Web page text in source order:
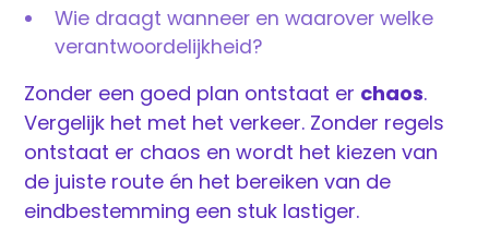
Wie draagt wanneer en waarover welke
verantwoordelijkheid?
Zonder een goed plan ontstaat er chaos.
Vergelijk het met het verkeer. Zonder regels
ontstaat er chaos en wordt het kiezen van
de juiste route én het bereiken van de
eindbestemming een stuk lastiger.